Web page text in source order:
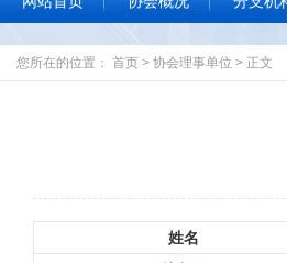
协会简介
协会章程
组织结构
协会领导
协会大事记
协会荣誉
联系我们
您所在的位置： 首页 > 协会理事单位 > 正文
姓名